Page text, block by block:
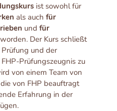
ist sowohl für
als auch für
und für
Der Kurs schließt
und der
Prüfungszeugnis zu
von einem Team von
von FHP beauftragt
Erfahrung in der